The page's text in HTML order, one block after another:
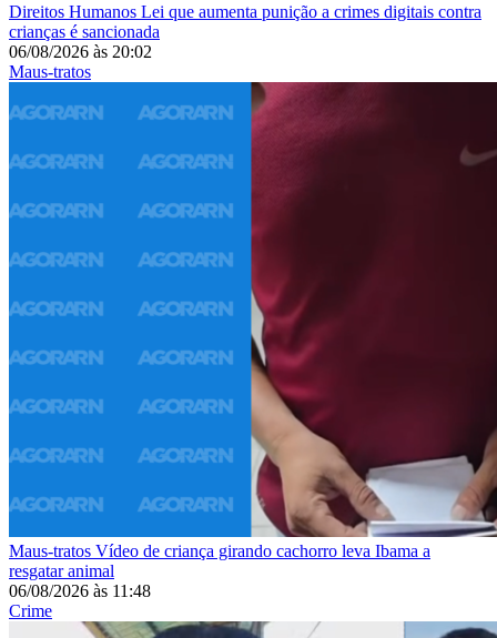
Direitos Humanos Lei que aumenta punição a crimes digitais contra
crianças é sancionada
06/08/2026 às 20:02
Maus-tratos
Maus-tratos Vídeo de criança girando cachorro leva Ibama a
resgatar animal
06/08/2026 às 11:48
Crime